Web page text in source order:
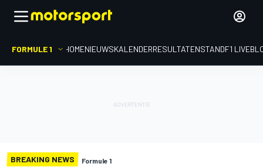
FORMULE 1 HOMENIEUWSKALENDERRESULTATENSTANDF1
BREAKING NEWS Formule 1